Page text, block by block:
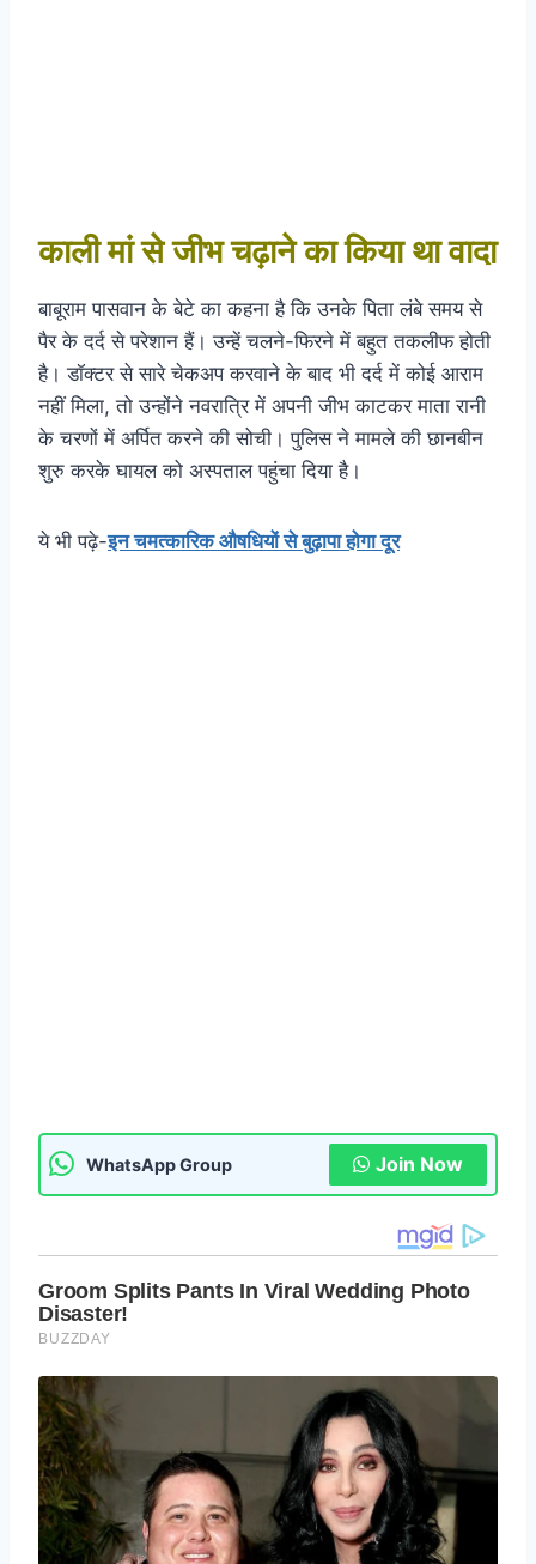
काली मां से जीभ चढ़ाने का किया था वादा
बाबूराम पासवान के बेटे का कहना है कि उनके पिता लंबे समय से
पैर के दर्द से परेशान हैं। उन्हें चलने-फिरने में बहुत तकलीफ होती
है। डॉक्टर से सारे चेकअप करवाने के बाद भी दर्द में कोई आराम
नहीं मिला, तो उन्होंने नवरात्रि में अपनी जीभ काटकर माता रानी
के चरणों में अर्पित करने की सोची। पुलिस ने मामले की छानबीन
शुरु करके घायल को अस्पताल पहुंचा दिया है।
ये भी पढ़े-इन चमत्कारिक औषधियों से बुढ़ापा होगा दूर
WhatsApp Group Join Now